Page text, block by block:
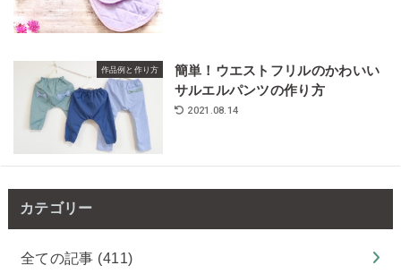
作品例と作り方
簡単！ウエストフリルのかわいい
サルエルパンツの作り方
2021.08.14
カテゴリー
全ての記事 (411)